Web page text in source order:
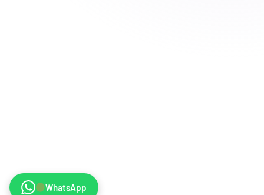
WhatsApp